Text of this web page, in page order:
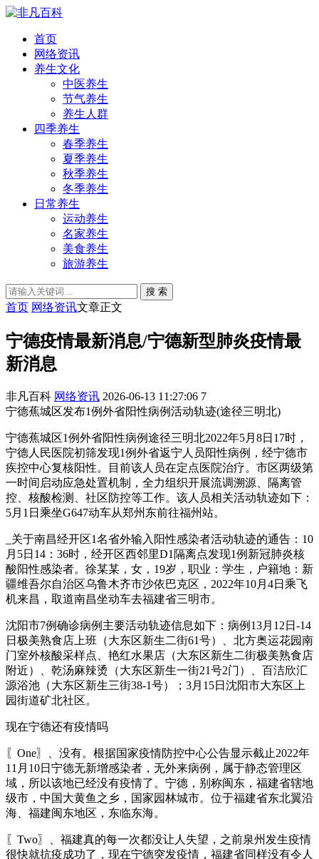
首页
网络资讯
养生文化
中医养生
节气养生
养生人群
四季养生
春季养生
夏季养生
秋季养生
冬季养生
日常养生
运动养生
名家养生
美食养生
旅游养生
搜 索
首页 网络资讯文章正文
宁德疫情最新消息/宁德新型肺炎疫情最
新消息
非凡百科 网络资讯 2026-06-13 11:27:06 7
宁德蕉城区发布1例外省阳性病例活动轨迹(途径三明北)
宁德蕉城区1例外省阳性病例途径三明北2022年5月8日17时，
宁德人民医院初筛发现1例外省返宁人员阳性病例，经宁德市
疾控中心复核阳性。目前该人员在定点医院治疗。市区两级第
一时间启动应急处置机制，全力组织开展流调溯源、隔离管
控、核酸检测、社区防控等工作。该人员相关活动轨迹如下：
5月1日乘坐G647动车从郑州东前往福州站。
_关于南昌经开区1名省外输入阳性感染者活动轨迹的通告：10
月5日14：36时，经开区西邻里D1隔离点发现1例新冠肺炎核
酸阳性感染者。徐某某，女，19岁，职业：学生，户籍地：新
疆维吾尔自治区乌鲁木齐市沙依巴克区，2022年10月4日乘飞
机来昌，取道南昌坐动车去福建省三明市。
沈阳市7例确诊病例主要活动轨迹信息如下：病例13月12日-14
日极美熟食店上班（大东区新生二街61号）、北方奥运花园南
门室外核酸采样点、艳红水果店（大东区新生二街极美熟食店
附近）、乾汤麻辣烫（大东区新生一街21号2门）、百洁欣汇
源浴池（大东区新生三街38-1号）；3月15日沈阳市大东区上
园街道矿北社区。
现在宁德还有疫情吗
〖One〗、没有。根据国家疫情防控中心公告显示截止2022年
11月10日宁德无新增感染者，无外来病例，属于静态管理区
域，所以该地已经没有疫情了。宁德，别称闽东，福建省辖地
级市，中国大黄鱼之乡，国家园林城市。位于福建省东北翼沿
海、福建闽东地区，东临东海。
〖Two〗、福建真的每一次都没让人失望，之前泉州发生疫情
很快就抗疫成功了，现在宁德突发疫情，福建省同样没有令人